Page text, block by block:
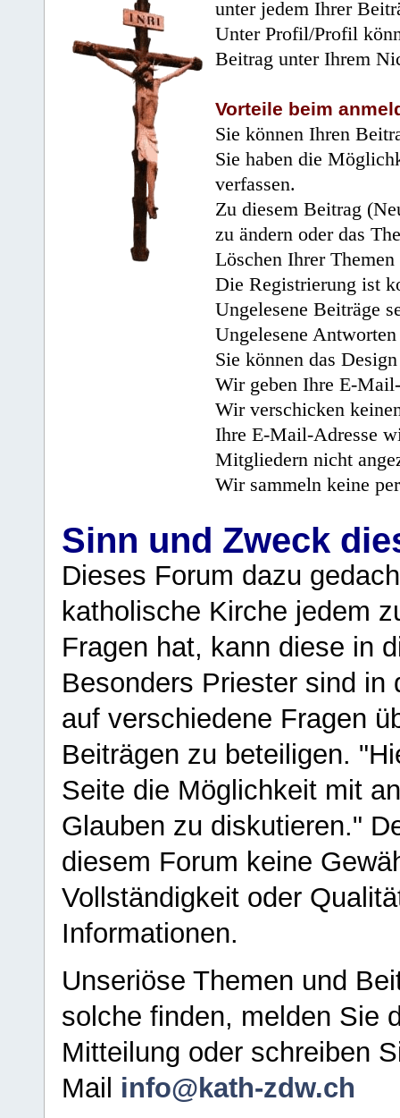
unter jedem Ihrer
Unter Profil/Profil
Beitrag unter Ihrem
Vorteile beim
Sie können Ihren
Sie haben die
verfassen.
Zu diesem Beitrag
zu ändern oder das
Löschen Ihrer
Die Registrierung ist
Ungelesene Beiträge
Ungelesene
Sie können das
Wir geben Ihre E-
Wir verschicken
Ihre E-Mail-Adresse
Mitgliedern nicht
Wir sammeln keine
Sinn und Zweck
Dieses Forum dazu
katholische Kirche jedem
Fragen hat, kann diese in
Besonders Priester sind in
auf verschiedene Fragen
Beiträgen zu beteiligen.
Seite die Möglichkeit mit
Glauben zu diskutieren."
diesem Forum keine
Vollständigkeit oder
Informationen.
Unseriöse Themen und
solche finden, melden Sie
Mitteilung oder schreiben
Mail info@kath-zdw.ch